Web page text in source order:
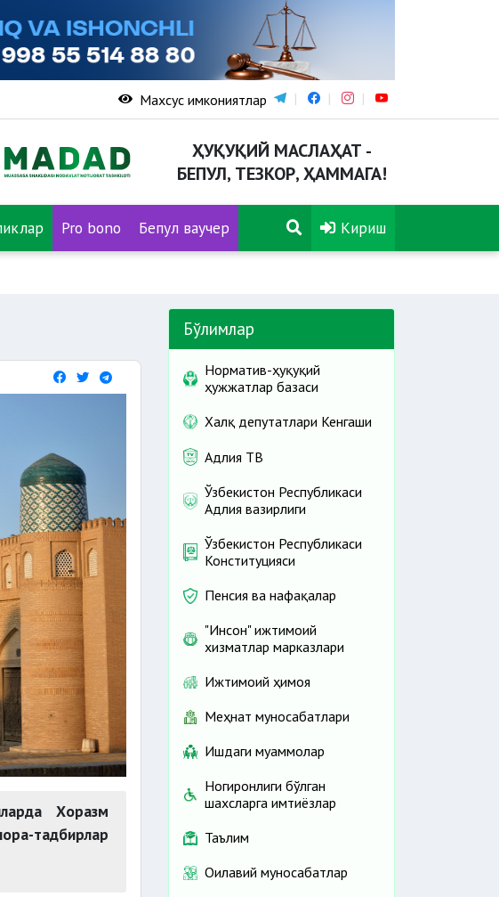
Махсус имкониятлар
ҲУҚУҚИЙ МАСЛАҲАТ -
БЕПУЛ, ТЕЗКОР, ҲАММАГА!
Pro bono Бепул ваучер Кириш
Хоразм
тадбирлар
Бўлимлар
Норматив-ҳуқуқий
ҳужжатлар базаси
Халқ депутатлари Кенгаши
Адлия ТВ
Ўзбекистон Республикаси
Адлия вазирлиги
Ўзбекистон Республикаси
Конституцияси
Пенсия ва нафақалар
"Инсон" ижтимоий
хизматлар марказлари
Ижтимоий ҳимоя
Меҳнат муносабатлари
Ишдаги муаммолар
Ногиронлиги бўлган
шахсларга имтиёзлар
Таълим
Оилавий муносабатлар